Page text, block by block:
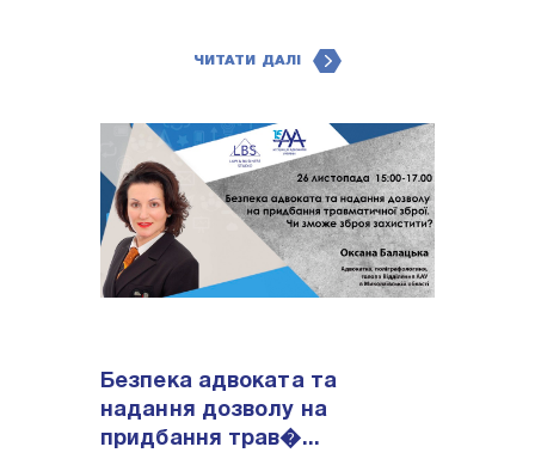
ЧИТАТИ ДАЛІ
Безпека адвоката та
надання дозволу на
придбання трав�...